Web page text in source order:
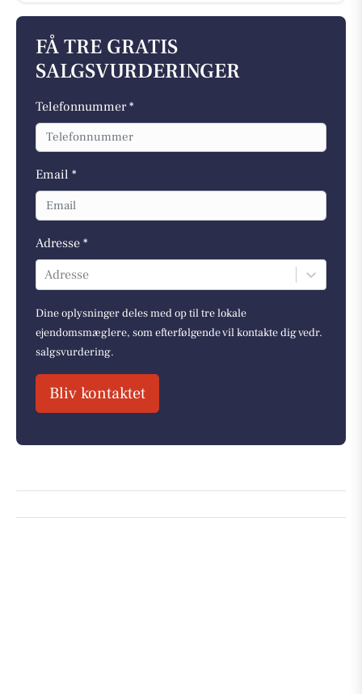
FÅ TRE GRATIS
SALGSVURDERINGER
Telefonnummer *
Email *
Adresse *
Adresse
Dine oplysninger deles med op til tre lokale
ejendomsmæglere, som efterfølgende vil kontakte dig vedr.
salgsvurdering.
Bliv kontaktet